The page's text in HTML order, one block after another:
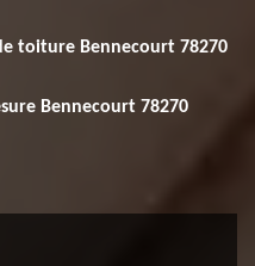
toiture Bennecourt 78270
Bennecourt 78270